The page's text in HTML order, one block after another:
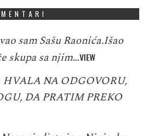
sam Sašu Raonića.Išao
skupa sa njim…VIEW
HVALA NA ODGOVORU,
DA PRATIM PREKO